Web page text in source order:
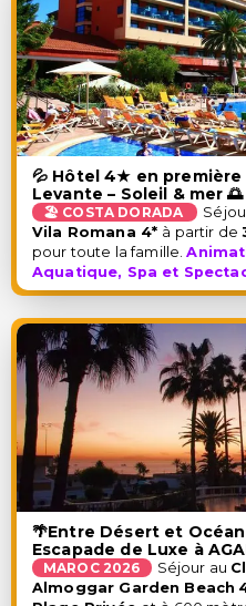
💦 Hôtel 4★ en première
Levante – Soleil & mer 🌅
🏖️ COSTA DORADA
Vila Romana 4* à partir de
pour toute la famille.
Aquatique, Spa et
🌴Entre Désert et
Escapade de Luxe à
MAROC 2026 Séjour au
Almoggar Garden Beach